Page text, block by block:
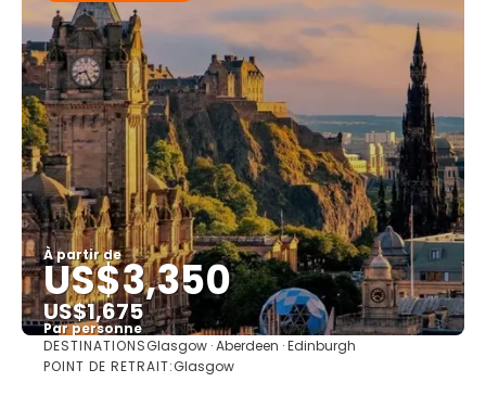
À partir de
US$3,350
US$1,675
Par personne
Afficher
DESTINATIONSGlasgow · Aberdeen · Edinburgh
POINT DE RETRAIT:Glasgow